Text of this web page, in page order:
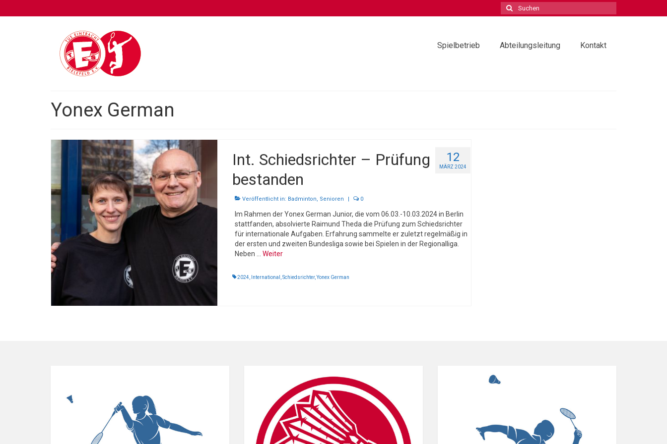
Suchen
nach:
Spielbetrieb Abteilungsleitung Kontakt
Yonex German
12
MÄRZ 2024
Int. Schiedsrichter – Prüfung
bestanden
Veröffentlicht in: Badminton, Senioren | 0
Im Rahmen der Yonex German Junior, die vom 06.03.-10.03.2024 in Berlin
stattfanden, absolvierte Raimund Theda die Prüfung zum Schiedsrichter
für internationale Aufgaben. Erfahrung sammelte er zuletzt regelmäßig in
der ersten und zweiten Bundesliga sowie bei Spielen in der Regionalliga.
Neben … Weiter
2024 International Schiedsrichter,Yonex German